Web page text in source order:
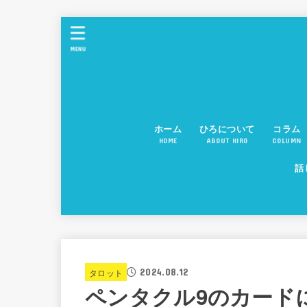
ホーム
HOME
ひろについて
ABOUT HIRO
コラム
COLUMN
話
MENU
タロット 2024.08.12
ペンタクル9のカード